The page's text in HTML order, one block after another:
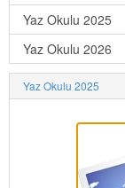
Yaz Okulu 2025
Yaz Okulu 2026
Yaz Okulu 2025